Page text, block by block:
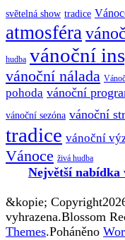
světelná show tradice
atmosféra
hudba vánoční
vánoční nálada
pohoda vánoční
vánoční sezóna vánoční
tradice vánoční
Vánoce živá hudba
Největší nabídka
&kopie;
vyhrazena.Blossom
Themes.Poháněno